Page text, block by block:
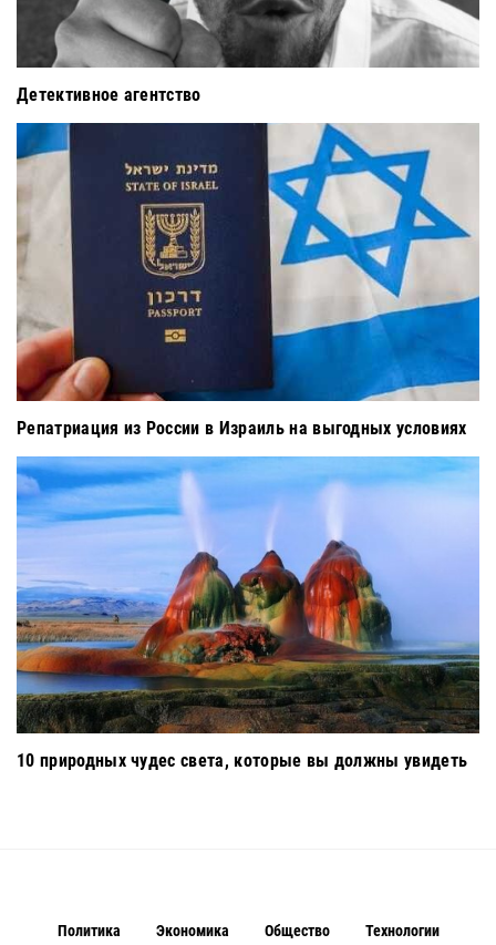
Детективное агентство
Репатриация из России в Израиль на выгодных условиях
10 природных чудес света, которые вы должны увидеть
Политика Экономика Общество Технологии